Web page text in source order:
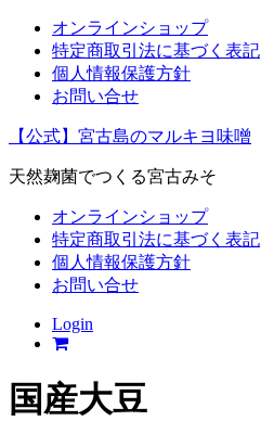
オンラインショップ
特定商取引法に基づく表記
個人情報保護方針
お問い合せ
【公式】宮古島のマルキヨ味噌
天然麹菌でつくる宮古みそ
オンラインショップ
特定商取引法に基づく表記
個人情報保護方針
お問い合せ
Login
国産大豆